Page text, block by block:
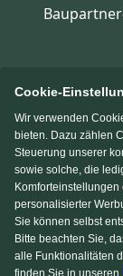
Cookie-
Wir verwenden
bieten. Dazu zählen
Steuerung unserer
sowie solche, die
personalisierter
Sie können selbst
Bitte beachten Sie,
alle Funktionalitäten
finden Sie in unseren